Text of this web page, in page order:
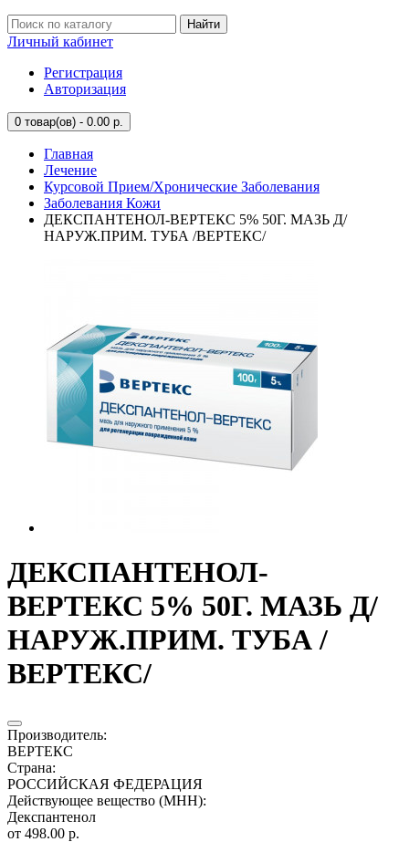
Найти
Личный кабинет
Регистрация
Авторизация
0 товар(ов) - 0.00 р.
Главная
Лечение
Курсовой Прием/Хронические Заболевания
Заболевания Кожи
ДЕКСПАНТЕНОЛ-ВЕРТЕКС 5% 50Г. МАЗЬ Д/
НАРУЖ.ПРИМ. ТУБА /ВЕРТЕКС/
ДЕКСПАНТЕНОЛ-
ВЕРТЕКС 5% 50Г. МАЗЬ Д/
НАРУЖ.ПРИМ. ТУБА /
ВЕРТЕКС/
Производитель:
ВЕРТЕКС
Страна:
РОССИЙСКАЯ ФЕДЕРАЦИЯ
Действующее вещество (МНН):
Декспантенол
от 498.00 р.